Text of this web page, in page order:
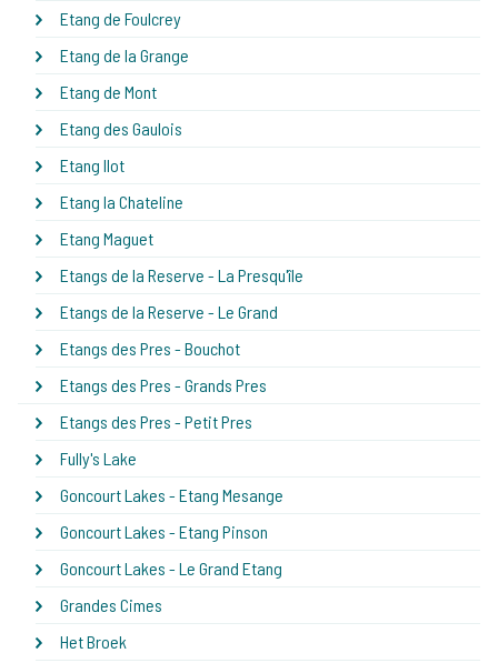
Etang de Foulcrey
Etang de la Grange
Etang de Mont
Etang des Gaulois
Etang Ilot
Etang la Chateline
Etang Maguet
Etangs de la Reserve - La Presqu'île
Etangs de la Reserve - Le Grand
Etangs des Pres - Bouchot
Etangs des Pres - Grands Pres
Etangs des Pres - Petit Pres
Fully's Lake
Goncourt Lakes - Etang Mesange
Goncourt Lakes - Etang Pinson
Goncourt Lakes - Le Grand Etang
Grandes Cimes
Het Broek